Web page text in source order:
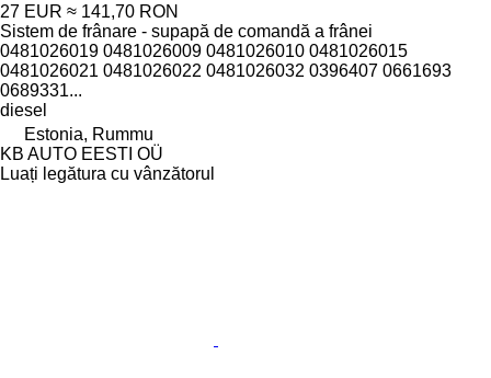
27 EUR ≈ 141,70 RON
Sistem de frânare - supapă de comandă a frânei
0481026019 0481026009 0481026010 0481026015
0481026021 0481026022 0481026032 0396407 0661693
0689331...
diesel
Estonia, Rummu
KB AUTO EESTI OÜ
Luați legătura cu vânzătorul